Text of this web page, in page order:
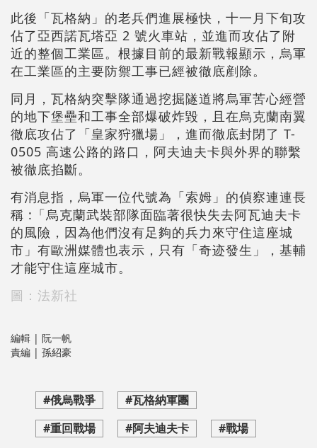
此後「瓦格納」的老兵們進展極快，十一月下旬攻
佔了亞西諾瓦塔亞 2 號火車站，並進而攻佔了附
近的整個工業區。根據目前的最新戰報顯示，烏軍
在工業區的主要防禦工事已經被徹底剷除。
同月，瓦格納突擊隊通過挖掘隧道將烏軍苦心經營
的地下堡壘和工事全部爆破炸毀，且在烏克蘭南翼
徹底攻佔了「皇家狩獵場」，進而徹底封閉了 T-
0505 高速公路的路口，阿夫迪夫卡與外界的聯繫
被徹底掐斷。
有消息指，烏軍一位代號為「索姆」的偵察連連長
稱 :「烏克蘭武裝部隊面臨著很快失去阿瓦迪夫卡
的風險，因為他們沒有足夠的兵力來守住這座城
市」有歐洲媒體也表示，只有「奇迹發生」，基輔
才能守住這座城市。
圖：法新社
編輯 | 阮一帆
責編 | 孫紹豪
#俄烏戰爭
#瓦格納軍團
#重回戰場
#阿夫迪夫卡
#戰場